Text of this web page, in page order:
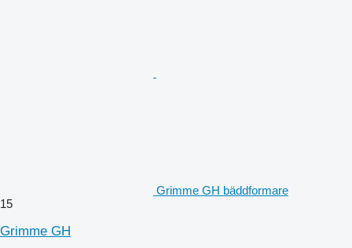
Grimme GH bäddformare
15
Grimme GH